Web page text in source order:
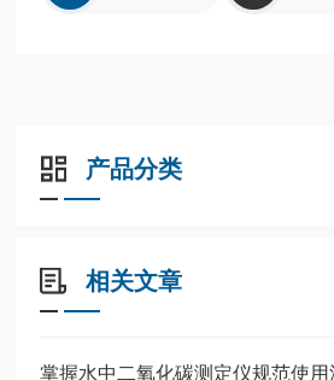
产品分类
相关文章